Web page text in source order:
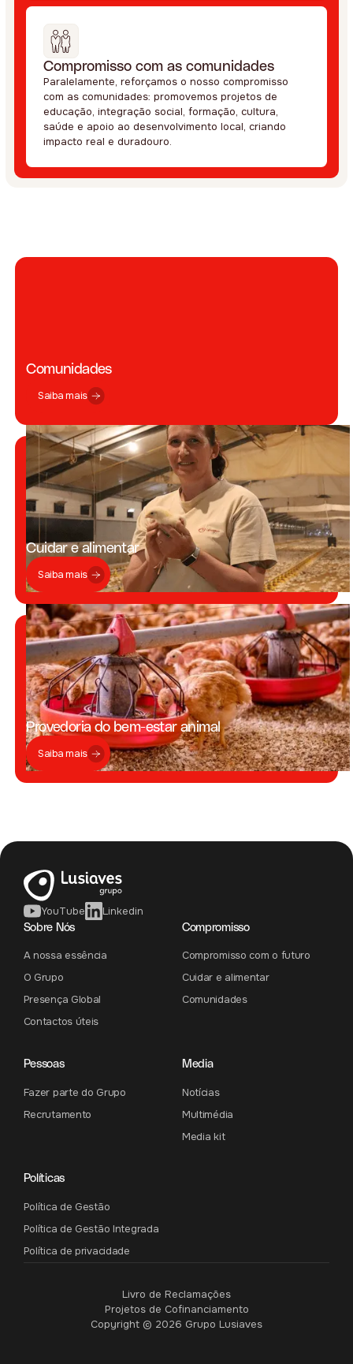
Compromisso com as comunidades
Paralelamente, reforçamos o nosso compromisso
com as comunidades: promovemos projetos de
educação, integração social, formação, cultura,
saúde e apoio ao desenvolvimento local, criando
impacto real e duradouro.
Comunidades
Saiba mais
Cuidar e alimentar
Saiba mais
Provedoria do bem-estar animal
Saiba mais
YouTube
Linkedin
Sobre Nós
A nossa essência
O Grupo
Presença Global
Contactos úteis
Compromisso
Compromisso com o futuro
Cuidar e alimentar
Comunidades
Pessoas
Fazer parte do Grupo
Recrutamento
Media
Notícias
Multimédia
Media kit
Políticas
Política de Gestão
Política de Gestão Integrada
Política de privacidade
Livro de Reclamações
Projetos de Cofinanciamento
Copyright © 2026 Grupo Lusiaves